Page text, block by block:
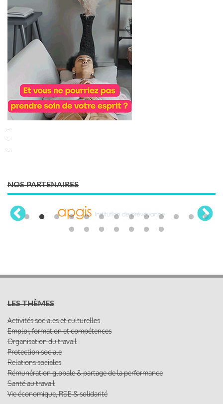
NOS PARTENAIRES
LES THÈMES
Activités sociales et culturelles
Emploi, formation et compétences
Organisation du travail
Protection sociale
Relations sociales
Rémunération globale & partage de la performance
Santé au travail
Vie économique, RSE & solidarité